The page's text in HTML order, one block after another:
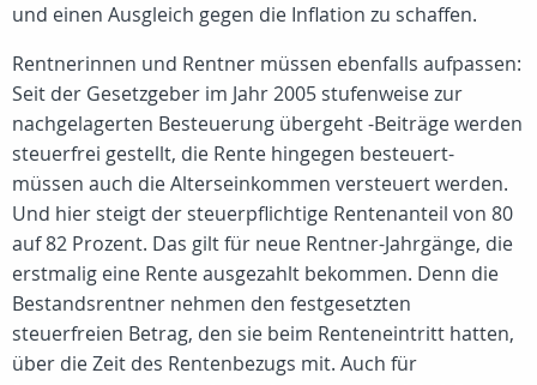
und einen Ausgleich gegen die Inflation zu schaffen.
Rentnerinnen und Rentner müssen ebenfalls aufpassen:
Seit der Gesetzgeber im Jahr 2005 stufenweise zur
nachgelagerten Besteuerung übergeht -Beiträge werden
steuerfrei gestellt, die Rente hingegen besteuert-
müssen auch die Alterseinkommen versteuert werden.
Und hier steigt der steuerpflichtige Rentenanteil von 80
auf 82 Prozent. Das gilt für neue Rentner-Jahrgänge, die
erstmalig eine Rente ausgezahlt bekommen. Denn die
Bestandsrentner nehmen den festgesetzten
steuerfreien Betrag, den sie beim Renteneintritt hatten,
über die Zeit des Rentenbezugs mit. Auch für